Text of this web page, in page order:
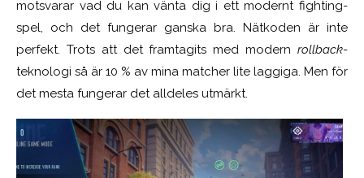
motsvarar vad du kan vänta dig i ett modernt fighting-
spel, och det fungerar ganska bra. Nätkoden är inte
perfekt. Trots att det framtagits med modern rollback-
teknologi så är 10 % av mina matcher lite laggiga. Men för
det mesta fungerar det alldeles utmärkt.